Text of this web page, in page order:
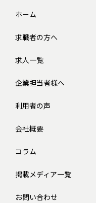
ホーム
求職者の方へ
求人一覧
企業担当者様へ
利用者の声
会社概要
コラム
掲載メディア一覧
お問い合わせ